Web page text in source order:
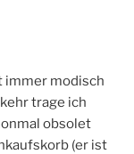
immer modisch
trage ich
obsolet
(er ist